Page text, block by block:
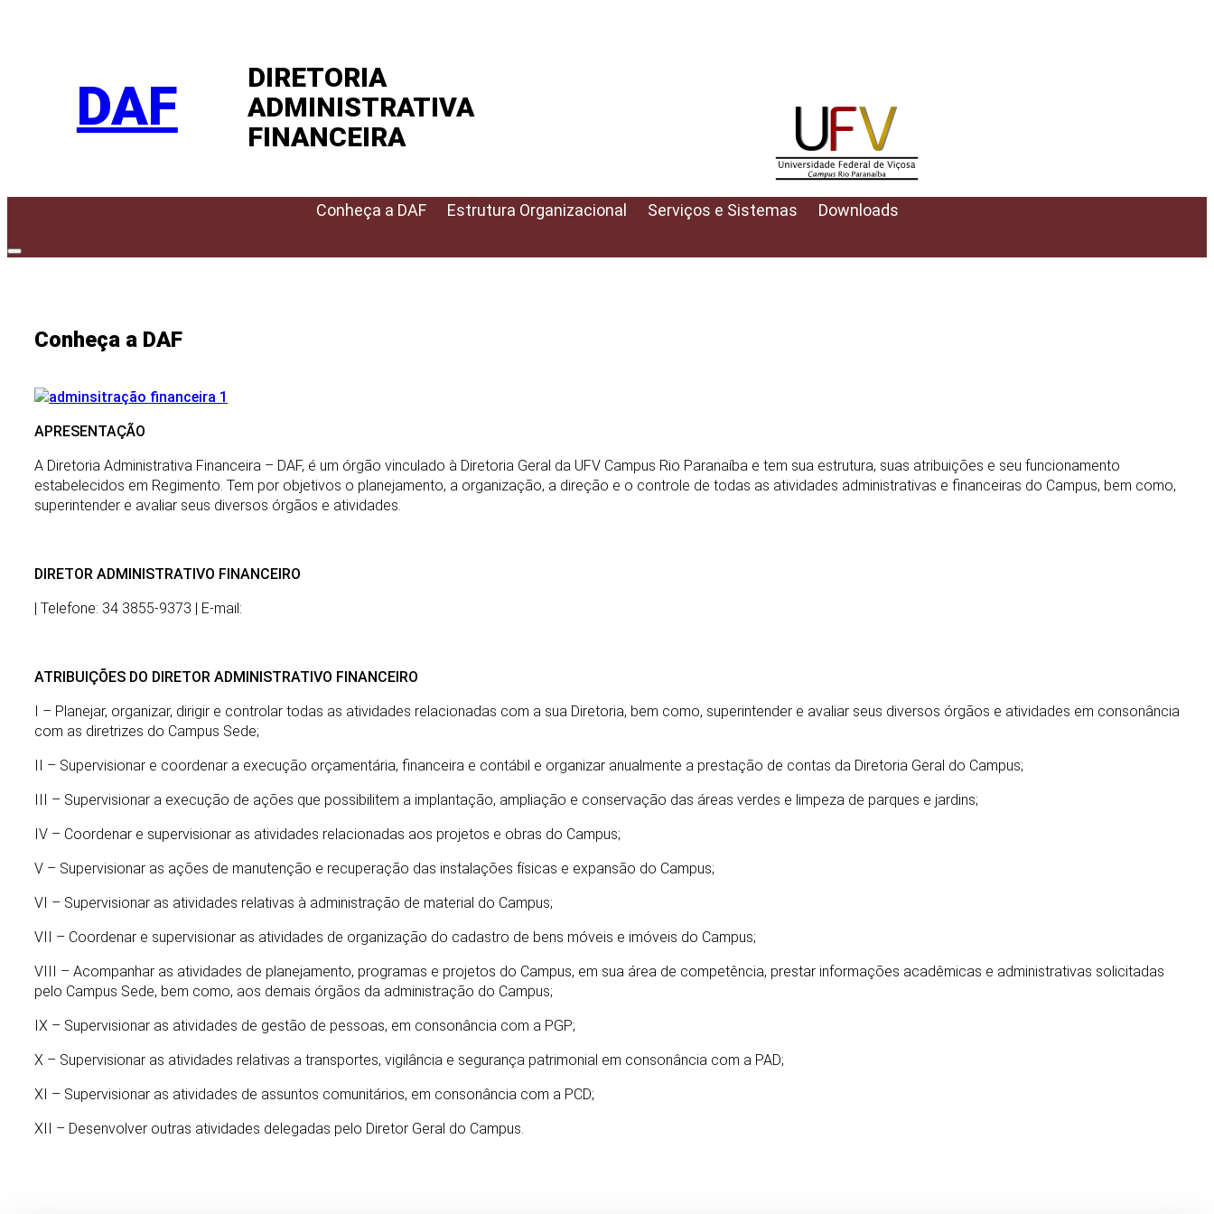
DAF
DIRETORIA
ADMINISTRATIVA
FINANCEIRA
Conheça a DAF Estrutura Organizacional Serviços e Sistemas Downloads
Conheça a DAF
APRESENTAÇÃO
A Diretoria Administrativa Financeira – DAF, é um órgão vinculado à Diretoria Geral da UFV Campus Rio Paranaíba e tem sua estrutura, suas atribuições e seu funcionamento
estabelecidos em Regimento. Tem por objetivos o planejamento, a organização, a direção e o controle de todas as atividades administrativas e financeiras do Campus, bem como,
superintender e avaliar seus diversos órgãos e atividades.
DIRETOR ADMINISTRATIVO FINANCEIRO
| Telefone: 34 3855-9373 | E-mail:
ATRIBUIÇÕES DO DIRETOR ADMINISTRATIVO FINANCEIRO
I – Planejar, organizar, dirigir e controlar todas as atividades relacionadas com a sua Diretoria, bem como, superintender e avaliar seus diversos órgãos e atividades em consonância
com as diretrizes do Campus Sede;
II – Supervisionar e coordenar a execução orçamentária, financeira e contábil e organizar anualmente a prestação de contas da Diretoria Geral do Campus;
III – Supervisionar a execução de ações que possibilitem a implantação, ampliação e conservação das áreas verdes e limpeza de parques e jardins;
IV – Coordenar e supervisionar as atividades relacionadas aos projetos e obras do Campus;
V – Supervisionar as ações de manutenção e recuperação das instalações físicas e expansão do Campus;
VI – Supervisionar as atividades relativas à administração de material do Campus;
VII – Coordenar e supervisionar as atividades de organização do cadastro de bens móveis e imóveis do Campus;
VIII – Acompanhar as atividades de planejamento, programas e projetos do Campus, em sua área de competência, prestar informações acadêmicas e administrativas solicitadas
pelo Campus Sede, bem como, aos demais órgãos da administração do Campus;
IX – Supervisionar as atividades de gestão de pessoas, em consonância com a PGP;
X – Supervisionar as atividades relativas a transportes, vigilância e segurança patrimonial em consonância com a PAD;
XI – Supervisionar as atividades de assuntos comunitários, em consonância com a PCD;
XII – Desenvolver outras atividades delegadas pelo Diretor Geral do Campus.